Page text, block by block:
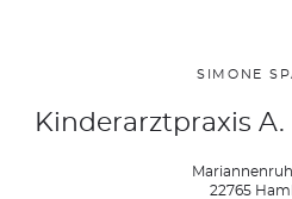
SIMONE
Kinderarztpraxis
22765